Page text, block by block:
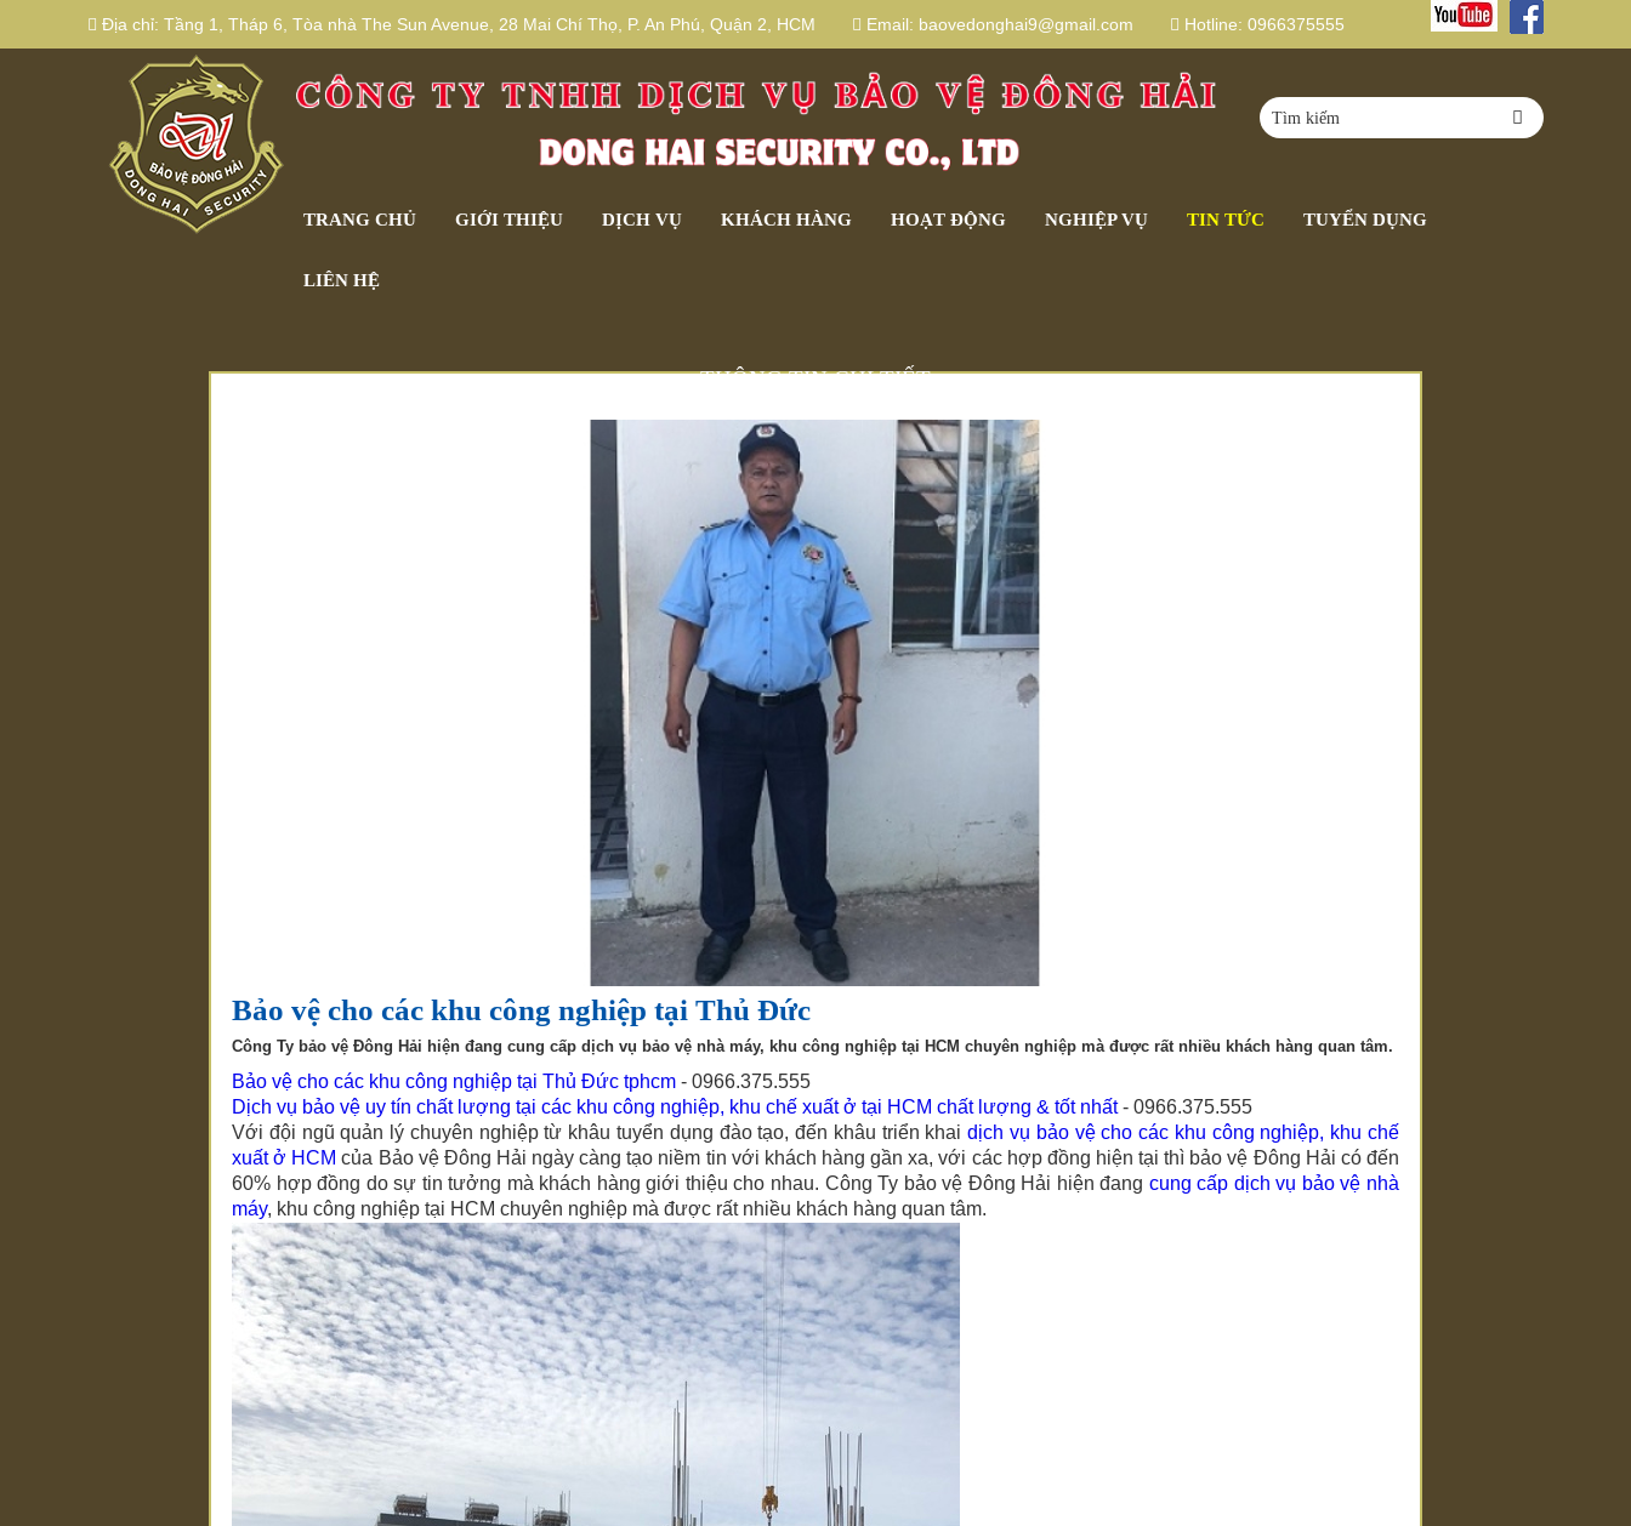
Địa chỉ: Tầng 1, Tháp 6, Tòa nhà The Sun Avenue, 28 Mai Chí Thọ, P. An Phú, Quận 2, HCM Email: baovedonghai9@gmail.com Hotline: 0966375555
TRANG CHỦ GIỚI THIỆU DỊCH VỤ KHÁCH HÀNG HOẠT ĐỘNG NGHIỆP VỤ TIN TỨC TUYỂN DỤNG
LIÊN HỆ
THÔNG TIN CHI TIẾT
Bảo vệ cho các khu công nghiệp tại Thủ Đức
Công Ty bảo vệ Đông Hải hiện đang cung cấp dịch vụ bảo vệ nhà máy, khu công nghiệp tại HCM chuyên nghiệp mà được rất nhiều khách hàng quan tâm.
Bảo vệ cho các khu công nghiệp tại Thủ Đức tphcm - 0966.375.555
Dịch vụ bảo vệ uy tín chất lượng tại các khu công nghiệp, khu chế xuất ở tại HCM chất lượng & tốt nhất- 0966.375.555
Với đội ngũ quản lý chuyên nghiệp từ khâu tuyển dụng đào tạo, đến khâu triển khaidịch vụ bảo vệ cho các khu công nghiệp, khu chế
xuất ở HCM của Bảo vệ Đông Hải ngày càng tạo niềm tin với khách hàng gần xa, với các hợp đồng hiện tại thì bảo vệ Đông Hải có đến
60% hợp đồng do sự tin tưởng mà khách hàng giới thiệu cho nhau. Công Ty bảo vệ Đông Hải hiện đang cung cấp dịch vụ bảo vệ nhà
máy, khu công nghiệp tại HCM chuyên nghiệp mà được rất nhiều khách hàng quan tâm.